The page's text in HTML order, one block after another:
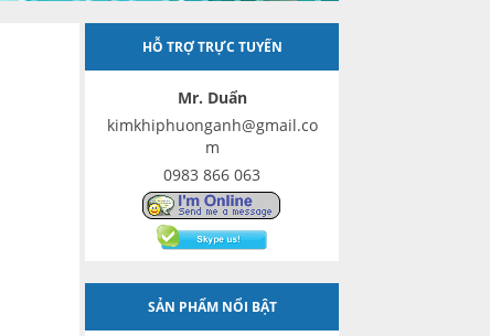
HỖ TRỢ TRỰC TUYẾN
Mr. Duẩn
kimkhiphuonganh@gmail.co
m
0983 866 063
SẢN PHẨM NỔI BẬT